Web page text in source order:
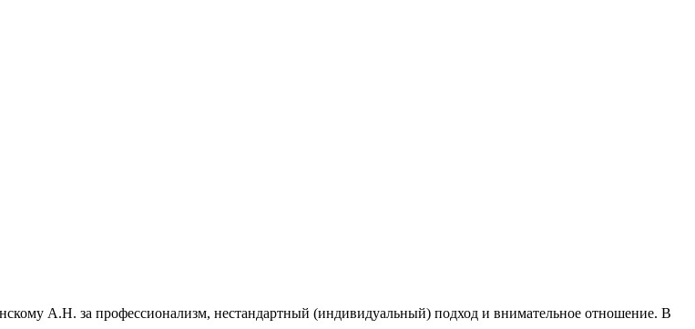
А.Н. за профессионализм, нестандартный (индивидуальный) подход и внимательное отношение. В